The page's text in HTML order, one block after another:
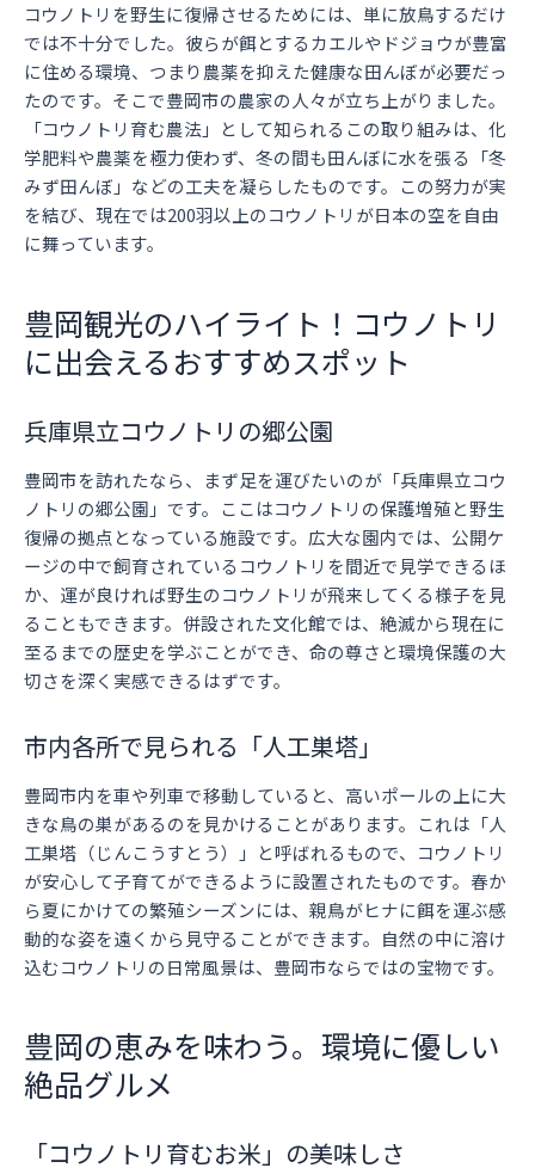
コウノトリを野生に復帰させるためには、単に放鳥するだけ
では不十分でした。彼らが餌とするカエルやドジョウが豊富
に住める環境、つまり農薬を抑えた健康な田んぼが必要だっ
たのです。そこで豊岡市の農家の人々が立ち上がりました。
「コウノトリ育む農法」として知られるこの取り組みは、化
学肥料や農薬を極力使わず、冬の間も田んぼに水を張る「冬
みず田んぼ」などの工夫を凝らしたものです。この努力が実
を結び、現在では200羽以上のコウノトリが日本の空を自由
に舞っています。
豊岡観光のハイライト！コウノトリ
に出会えるおすすめスポット
兵庫県立コウノトリの郷公園
豊岡市を訪れたなら、まず足を運びたいのが「兵庫県立コウ
ノトリの郷公園」です。ここはコウノトリの保護増殖と野生
復帰の拠点となっている施設です。広大な園内では、公開ケ
ージの中で飼育されているコウノトリを間近で見学できるほ
か、運が良ければ野生のコウノトリが飛来してくる様子を見
ることもできます。併設された文化館では、絶滅から現在に
至るまでの歴史を学ぶことができ、命の尊さと環境保護の大
切さを深く実感できるはずです。
市内各所で見られる「人工巣塔」
豊岡市内を車や列車で移動していると、高いポールの上に大
きな鳥の巣があるのを見かけることがあります。これは「人
工巣塔（じんこうすとう）」と呼ばれるもので、コウノトリ
が安心して子育てができるように設置されたものです。春か
ら夏にかけての繁殖シーズンには、親鳥がヒナに餌を運ぶ感
動的な姿を遠くから見守ることができます。自然の中に溶け
込むコウノトリの日常風景は、豊岡市ならではの宝物です。
豊岡の恵みを味わう。環境に優しい
絶品グルメ
「コウノトリ育むお米」の美味しさ